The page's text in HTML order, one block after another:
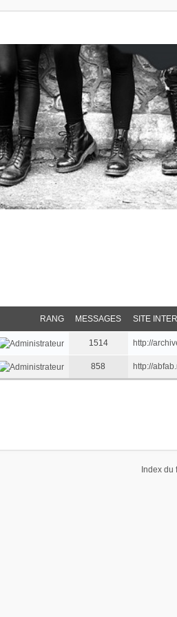
RANG MESSAGES SITE
1514 http://
858 http://
Index du